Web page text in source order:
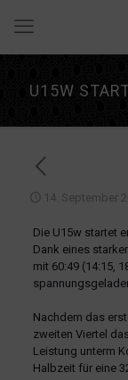
U15W
14. September
Die U15w startet
Dank eines
mit 60:49 (14:15,
Nachdem das
zweiten Viertel
Leistung unterm
Halbzeit für eine